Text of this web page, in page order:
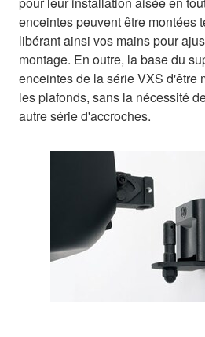
enceintes peuvent être montées
libérant ainsi vos mains pour
montage. En outre, la base du
enceintes de la série VXS d'être
les plafonds, sans la nécessité
autre série d'accroches.